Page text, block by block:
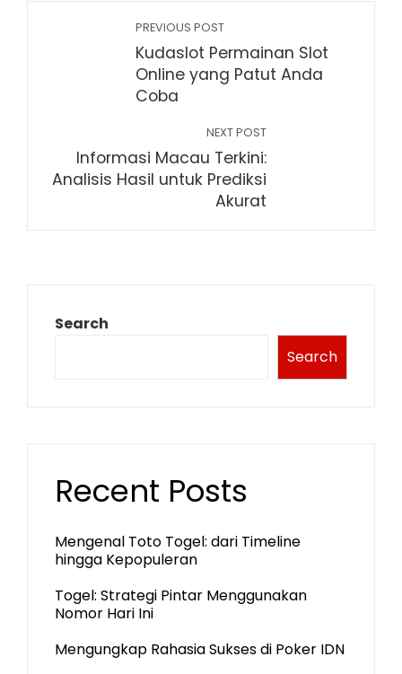
PREVIOUS POST
Kudaslot Permainan Slot
Online yang Patut Anda
Coba
NEXT POST
Informasi Macau Terkini:
Analisis Hasil untuk Prediksi
Akurat
Search
Search
Recent Posts
Mengenal Toto Togel: dari Timeline
hingga Kepopuleran
Togel: Strategi Pintar Menggunakan
Nomor Hari Ini
Mengungkap Rahasia Sukses di Poker IDN